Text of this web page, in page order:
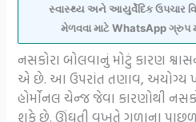
સ્વાસ્થ્ય અને આયુર્વેદિક ઉપચાર
મેળવવા માટે WhatsApp ગ્રુપ
નસકોરા બોલવાનું મોટું કારણ
એ છે. આ ઉપરાંત તણાવ, અયોગ્ય
હોર્મોનલ ચેન્જ જેવા કારણોથી
શકે છે. ઊંઘતી વખતે ગળાના